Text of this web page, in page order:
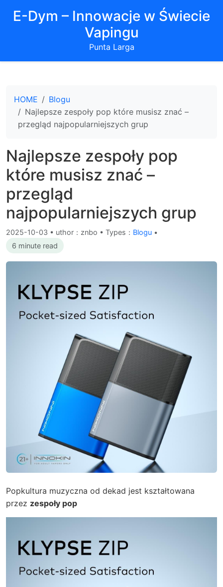
E-Dym – Innowacje w Świecie
Vapingu
Punta Larga
HOME
Blogu
Najlepsze zespoły pop które musisz znać –
przegląd najpopularniejszych grup
Najlepsze zespoły pop
które musisz znać –
przegląd
najpopularniejszych grup
2025-10-03 • uthor：znbo • Types： Blogu •
6 minute read
Popkultura muzyczna od dekad jest kształtowana
przez zespoły pop